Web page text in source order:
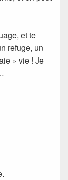
et te
refuge, un
» vie ! Je